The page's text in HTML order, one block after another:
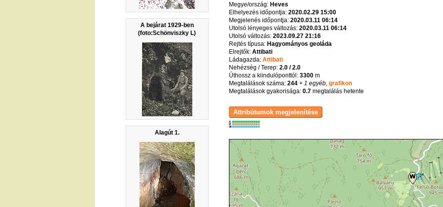
A bejárat 1929-ben
(foto:Schönviszky L)
Alagút 1.
Megye/ország: Heves
Elhelyezés időpontja: 2020.02.29 15:00
Megjelenés időpontja: 2020.03.11 06:14
Utolsó lényeges változás: 2020.03.11 06:14
Utolsó változás: 2023.09.27 21:16
Rejtés típusa: Hagyományos geoláda
Elrejtők: Attibati
Ládagazda: Attibati
Nehézség / Terep: 2.0 / 2.0
Úthossz a kiindulóponttól: 3300m
Megtalálások száma: 244+ 1 egyéb, grafikon
Megtalálások gyakorisága: 0.7megtalálás hetente
K
R
W